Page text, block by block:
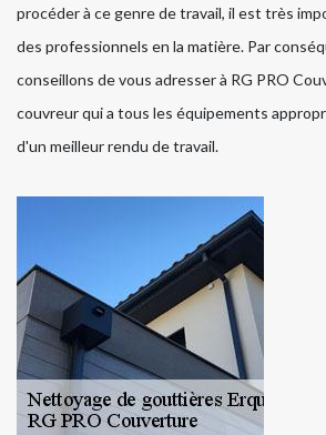
procéder à ce genre de travail, il est très
des professionnels en la matière. Par
conseillons de vous adresser à RG PRO
couvreur qui a tous les équipements
d'un meilleur rendu de travail.